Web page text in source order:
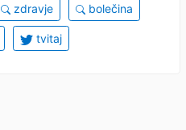
zdravje bolečina
tvitaj